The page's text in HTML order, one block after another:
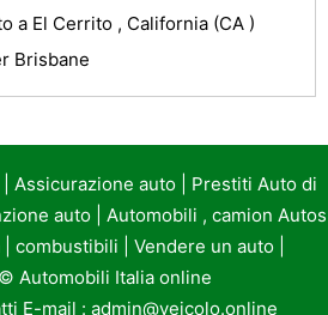
a El Cerrito , California (CA )
Brisbane
Assicurazione auto
Prestiti Auto di
auto
Automobili , camion Autos
| combustibili Vendere un auto|
Automobili Italia online
E-mail : admin@veicolo.online